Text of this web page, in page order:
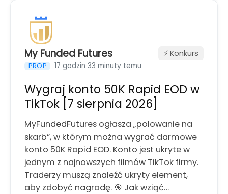
My Funded Futures
PROP 17 godzin 33 minuty temu
⚡️ Konkurs
Wygraj konto 50K Rapid EOD w
TikTok [7 sierpnia 2026]
MyFundedFutures ogłasza „polowanie na
skarb”, w którym można wygrać darmowe
konto 50K Rapid EOD. Konto jest ukryte w
jednym z najnowszych filmów TikTok firmy.
Traderzy muszą znaleźć ukryty element,
aby zdobyć nagrodę. 🎯 Jak wziąć…